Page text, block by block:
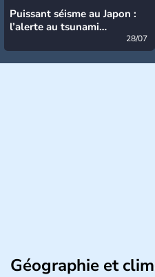
Puissant séisme au Japon :
l’alerte au tsunami
28/07
Géographie et